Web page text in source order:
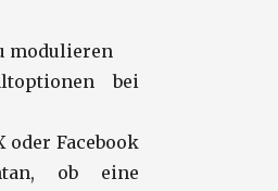
modulieren
bei
Facebook
ob eine